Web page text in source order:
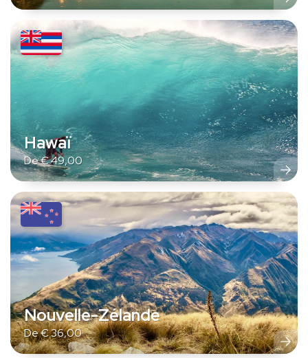
Hawaï
De€49,00
Nouvelle-Zélande
De€36,00